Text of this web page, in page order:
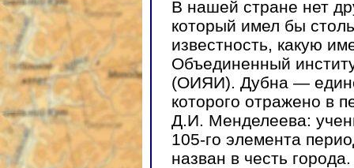
В нашей стране нет
который имел бы
известность, какую
Объединенный
(ОИЯИ). Дубна —
которого отражено в
Д.И. Менделеева:
105-го элемента
назван в честь города.